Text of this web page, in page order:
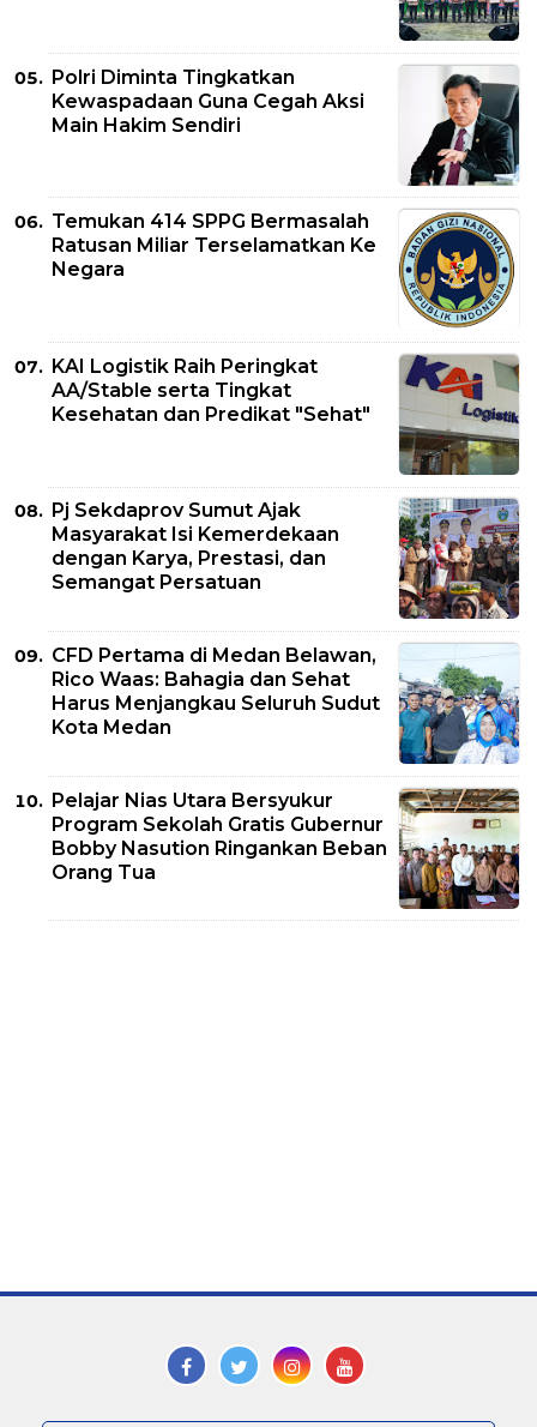
Polri Diminta Tingkatkan
Kewaspadaan Guna Cegah Aksi
Main Hakim Sendiri
Temukan 414 SPPG Bermasalah
Ratusan Miliar Terselamatkan Ke
Negara
KAI Logistik Raih Peringkat
AA/Stable serta Tingkat
Kesehatan dan Predikat "Sehat"
Pj Sekdaprov Sumut Ajak
Masyarakat Isi Kemerdekaan
dengan Karya, Prestasi, dan
Semangat Persatuan
CFD Pertama di Medan Belawan,
Rico Waas: Bahagia dan Sehat
Harus Menjangkau Seluruh Sudut
Kota Medan
Pelajar Nias Utara Bersyukur
Program Sekolah Gratis Gubernur
Bobby Nasution Ringankan Beban
Orang Tua